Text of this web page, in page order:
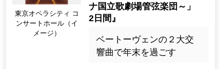
東京オペラシティ コ
ンサートホール（イ
メージ）
ナ国立歌劇場管弦楽団～」
2日間』
ベートーヴェンの２大交
響曲で年末を過ごす